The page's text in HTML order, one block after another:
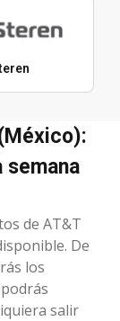
de AT&T
De
los
salir